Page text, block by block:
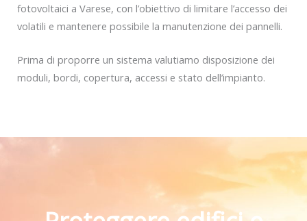
fotovoltaici a Varese, con l’obiettivo di limitare l’accesso dei
volatili e mantenere possibile la manutenzione dei pannelli.
Prima di proporre un sistema valutiamo disposizione dei
moduli, bordi, copertura, accessi e stato dell’impianto.